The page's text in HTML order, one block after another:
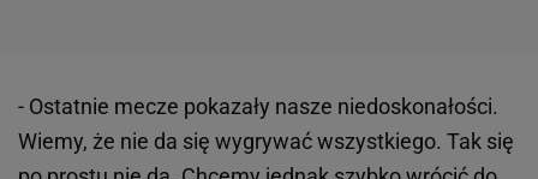
- Ostatnie mecze pokazały nasze niedoskonałości.
Wiemy, że nie da się wygrywać wszystkiego. Tak się